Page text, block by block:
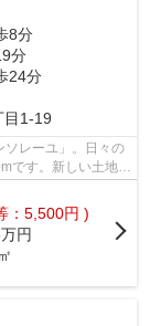
8分
分
24分
目1-19
ソレーユ」。日々の
です。新しい土地で
：5,500円 )
円